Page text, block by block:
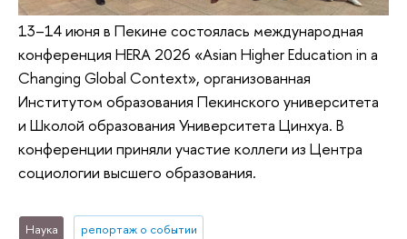
13–14 июня в Пекине состоялась международная
конференция HERA 2026 «Asian Higher Education in a
Changing Global Context», организованная
Институтом образования Пекинского университета
и Школой образования Университета Цинхуа. В
конференции приняли участие коллеги из Центра
социологии высшего образования.
Наука репортаж о событии